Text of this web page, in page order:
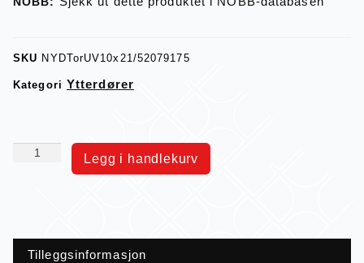
SKU NYDTorUV10x21/52079175
Kategori Ytterdører
Legg i handlekurv
Tilleggsinformasjon